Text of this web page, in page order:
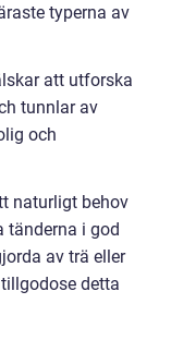
typerna av
att utforska
tunnlar av
och
naturligt behov
tänderna i god
av trä eller
detta